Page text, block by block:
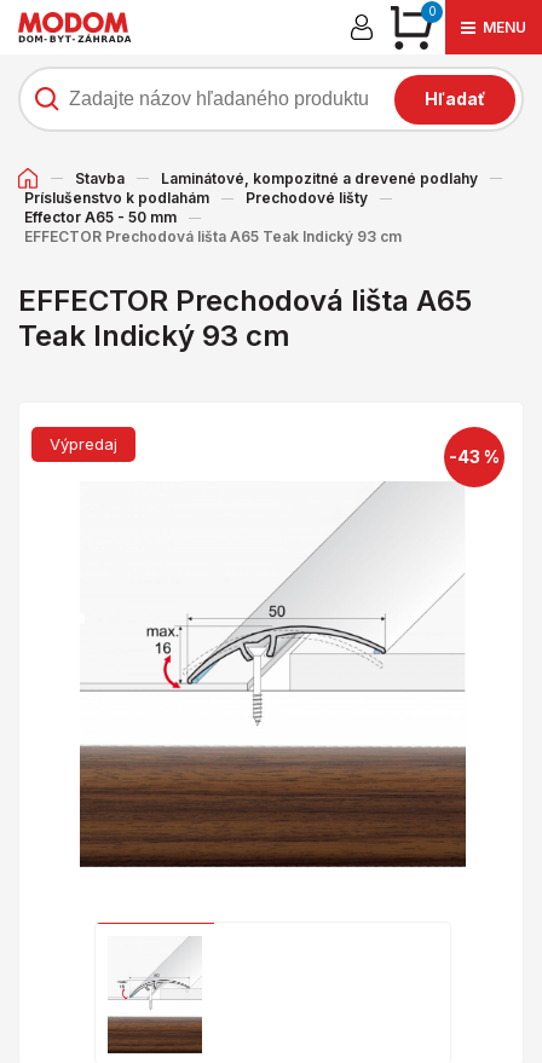
0
MENU
Hľadať
Stavba
Laminátové, kompozitné a drevené podlahy
Príslušenstvo k podlahám
Prechodové lišty
Effector A65 - 50 mm
EFFECTOR Prechodová lišta A65 Teak Indický 93 cm
EFFECTOR Prechodová lišta A65
Teak Indický 93 cm
-43 %
Výpredaj